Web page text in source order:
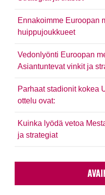
Ennakoimme Euroopan
huippujoukkueet
Vedonlyönti Euroopan
Asiantuntevat vinkit ja
Parhaat stadionit kokea
ottelu ovat:
Kuinka lyödä vetoa
ja strategiat